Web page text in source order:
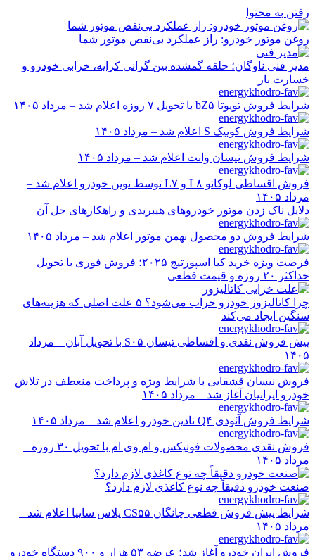
رفتن به محتوا
روغن موتور خودرو: راز عملکرد بی‌نقص موتور شما
مدیر فنی ناوگان؛ حلقه گمشده بین گرانی کرایه، خرابی خودرو و
خسارت بار
شرایط فروش تویوتا bZ۵ با تحویل ۷ روزه اعلام شد – مرداد ۱۴۰۵
شرایط فروش کوییک S اعلام شد – مرداد ۱۴۰۵
شرایط فروش نیسان وانت اعلام شد – مرداد ۱۴۰۵
فروش اقساطی لوکانو L۸ و L۷ توسط نوین خودرو اعلام شد –
مرداد ۱۴۰۵
دلایل ناک زدن موتور خودروهای هیبریدی و راهکارهای حل آن
شرایط فروش دو محصول بهمن موتور اعلام شد – مرداد ۱۴۰۵
فرصت ویژه خرید کیا اسپورتیج ۲۰۲۵؛ فروش فوری با تحویل
حداکثر ۲۰ روزه و قیمت قطعی
چرا کاتالیزور خودرو خراب می‌شود؟ ۵ علت اصلی که هزینه‌های
سنگین ایجاد می‌کند
پیش فروش نقدی و اقساطی تیسان S۰۵ با تحویل آبان – مرداد
۱۴۰۵
فروش نیسان قشقایی با شرایط ویژه و پرداخت منعطف در تلاش
خودرو ایرانیان آغاز شد – مرداد ۱۴۰۵
شرایط فروش آئودی Q۴ نادین خودرو اعلام شد – مرداد ۱۴۰۵
فروش نقدی محصولات فونیکس و ام وی ام با تحویل ۳۰ روزه –
مرداد ۱۴۰۵
صنعت خودرو دقیقاً چه نوع کاغذی لازم دارد؟
شرایط پیش فروش قطعی چانگان CS۵۵ پلاس سایپا اعلام شد –
مرداد ۱۴۰۵
فروش ایران خودرو آغاز شد؛ عرضه ۵۳ هزار و ۹۰۰ دستگاه خودرو